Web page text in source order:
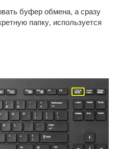
буфер обмена, а сразу
папку, используется